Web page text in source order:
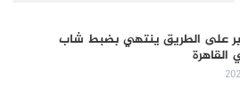
على الطريق ينتهي بضبط شاب